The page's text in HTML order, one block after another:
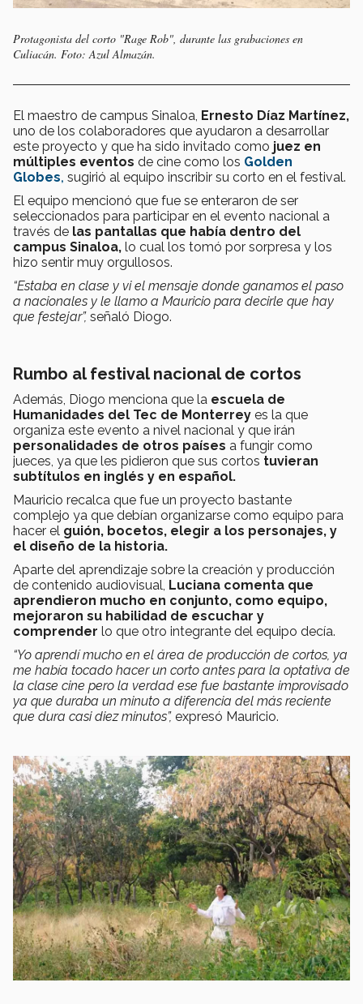
Protagonista del corto "Rage Rob", durante las grabaciones en
Culiacán. Foto: Azul Almazán.
El maestro de campus Sinaloa, Ernesto Díaz Martínez,
uno de los colaboradores que ayudaron a desarrollar
este proyecto y que ha sido invitado como juez en
múltiples eventos de cine como los Golden
Globes, sugirió al equipo inscribir su corto en el festival.
El equipo mencionó que fue se enteraron de ser
seleccionados para participar en el evento nacional a
través de las pantallas que había dentro del
campus Sinaloa, lo cual los tomó por sorpresa y los
hizo sentir muy orgullosos.
“Estaba en clase y vi el mensaje donde ganamos el paso
a nacionales y le llamo a Mauricio para decirle que hay
que festejar”, señaló Diogo.
Rumbo al festival nacional de cortos
Además, Diogo menciona que la escuela de
Humanidades del Tec de Monterrey es la que
organiza este evento a nivel nacional y que irán
personalidades de otros países a fungir como
jueces, ya que les pidieron que sus cortos tuvieran
subtítulos en inglés y en español.
Mauricio recalca que fue un proyecto bastante
complejo ya que debían organizarse como equipo para
hacer el guión, bocetos, elegir a los personajes, y
el diseño de la historia.
Aparte del aprendizaje sobre la creación y producción
de contenido audiovisual, Luciana comenta que
aprendieron mucho en conjunto, como equipo,
mejoraron su habilidad de escuchar y
comprender lo que otro integrante del equipo decía.
“Yo aprendí mucho en el área de producción de cortos, ya
me había tocado hacer un corto antes para la optativa de
la clase cine pero la verdad ese fue bastante improvisado
ya que duraba un minuto a diferencia del más reciente
que dura casi diez minutos”, expresó Mauricio.